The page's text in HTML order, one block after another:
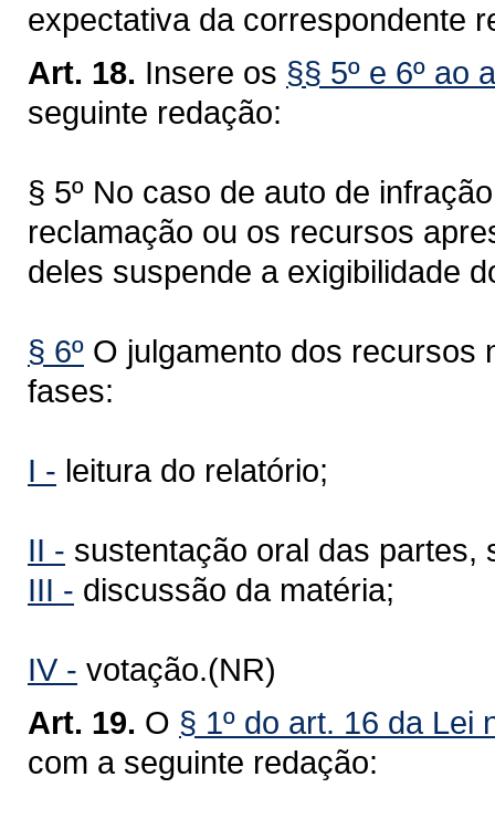
expectativa da correspondente
Art. 18. Insere os §§ 5º e 6º ao
seguinte redação:
§ 5º No caso de auto de
reclamação ou os recursos
deles suspende a exigibilidade
§ 6º O julgamento dos recursos
fases:
I - leitura do relatório;
II - sustentação oral das partes,
III - discussão da matéria;
IV - votação.(NR)
Art. 19. O § 1º do art. 16 da Lei
com a seguinte redação: